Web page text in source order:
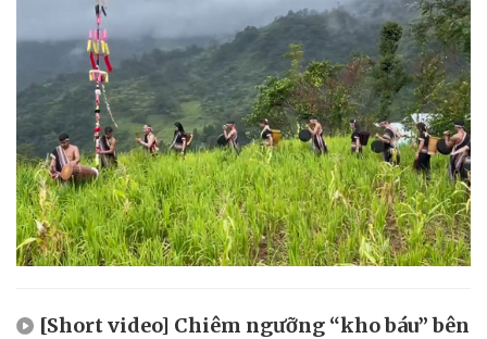
[Short video] Chiêm ngưỡng “kho báu” bên